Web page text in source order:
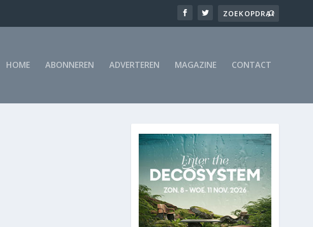
HOME ABONNEREN ADVERTEREN MAGAZINE CONTACT